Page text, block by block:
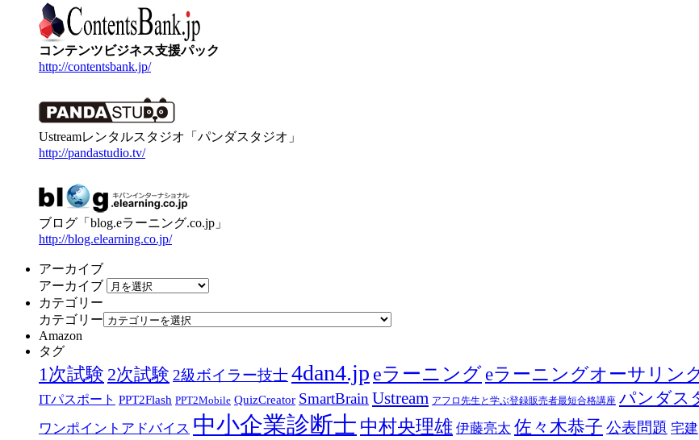
コンテンツビジネス支援パック
http://contentsbank.jp/
Ustreamレンタルスタジオ「パンダスタジオ」
http://pandastudio.tv/
ブログ「blog.eラーニング.co.jp」
http://blog.elearning.co.jp/
アーカイブ
アーカイブ
カテゴリー
カテゴリー
Amazon
タグ
1次試験 2次試験 2級ボイラー技士4dan4.jp eラーニング eラーニングオーサリン
ITパスポート PPT2Flash PPT2Mobile QuizCreator SmartBrain Ustream アフロ先生と学ぶ登録販売者最短合格講座 パンダス
ワンポイントアドバイス 中小企業診断士 中村央理雄 伊藤亮太 佐々木恭子 公表問題 宅建